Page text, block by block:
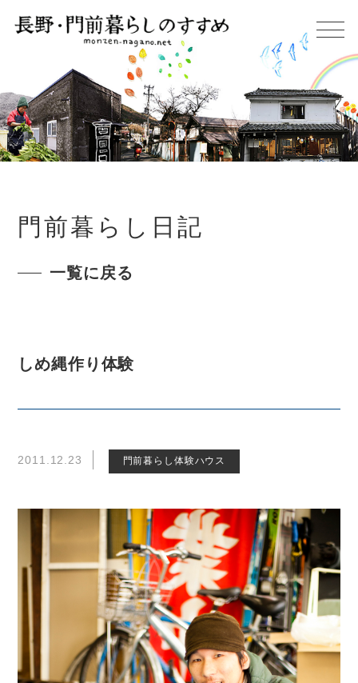
門前暮らし日記
一覧に戻る
しめ縄作り体験
2011.12.23 門前暮らし体験ハウス